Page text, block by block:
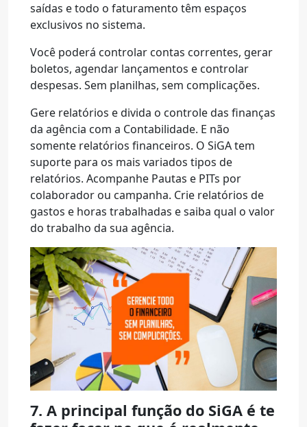
saídas e todo o faturamento têm espaços
exclusivos no sistema.
Você poderá controlar contas correntes, gerar
boletos, agendar lançamentos e controlar
despesas. Sem planilhas, sem complicações.
Gere relatórios e divida o controle das finanças
da agência com a Contabilidade. E não
somente relatórios financeiros. O SiGA tem
suporte para os mais variados tipos de
relatórios. Acompanhe Pautas e PITs por
colaborador ou campanha. Crie relatórios de
gastos e horas trabalhadas e saiba qual o valor
do trabalho da sua agência.
7. A principal função do SiGA é te